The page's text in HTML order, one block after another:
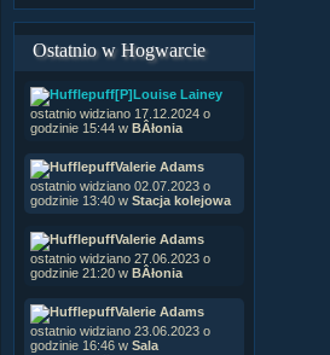
Ostatnio w Hogwarcie
[P]Louise Lainey
ostatnio widziano 17.12.2024 o
godzinie 15:44 w BÂłonia
Valerie Adams
ostatnio widziano 02.07.2023 o
godzinie 13:40 w Stacja kolejowa
Valerie Adams
ostatnio widziano 27.06.2023 o
godzinie 21:20 w BÂłonia
Valerie Adams
ostatnio widziano 23.06.2023 o
godzinie 16:46 w Sala